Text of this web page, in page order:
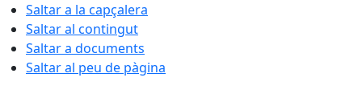
Saltar a la capçalera
Saltar al contingut
Saltar a documents
Saltar al peu de pàgina